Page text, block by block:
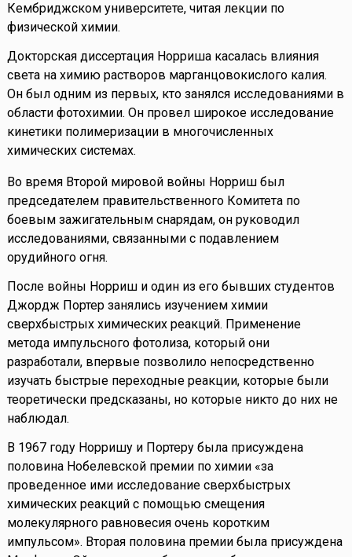
Кембриджском университете, читая лекции по
физической химии.
Докторская диссертация Норриша касалась влияния
света на химию растворов марганцовокислого калия.
Он был одним из первых, кто занялся исследованиями в
области фотохимии. Он провел широкое исследование
кинетики полимеризации в многочисленных
химических системах.
Во время Второй мировой войны Норриш был
председателем правительственного Комитета по
боевым зажигательным снарядам, он руководил
исследованиями, связанными с подавлением
орудийного огня.
После войны Норриш и один из его бывших студентов
Джордж Портер занялись изучением химии
сверхбыстрых химических реакций. Применение
метода импульсного фотолиза, который они
разработали, впервые позволило непосредственно
изучать быстрые переходные реакции, которые были
теоретически предсказаны, но которые никто до них не
наблюдал.
В 1967 году Норришу и Портеру была присуждена
половина Нобелевской премии по химии «за
проведенное ими исследование сверхбыстрых
химических реакций с помощью смещения
молекулярного равновесия очень коротким
импульсом». Вторая половина премии была присуждена